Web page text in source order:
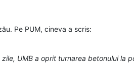
Pe PUM, cineva a scris:
zile, UMB a oprit turnarea betonului